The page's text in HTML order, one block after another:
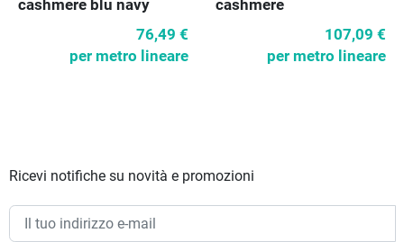
cashmere blu navy
76,49 €
per metro lineare
cashmere
107,09 €
per metro lineare
Ricevi notifiche su novità e promozioni